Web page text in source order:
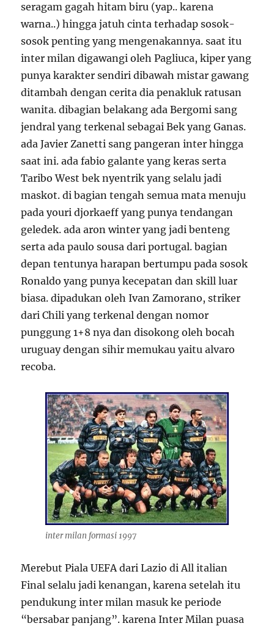
seragam gagah hitam biru (yap.. karena
warna..) hingga jatuh cinta terhadap sosok-
sosok penting yang mengenakannya. saat itu
inter milan digawangi oleh Pagliuca, kiper yang
punya karakter sendiri dibawah mistar gawang
ditambah dengan cerita dia penakluk ratusan
wanita. dibagian belakang ada Bergomi sang
jendral yang terkenal sebagai Bek yang Ganas.
ada Javier Zanetti sang pangeran inter hingga
saat ini. ada fabio galante yang keras serta
Taribo West bek nyentrik yang selalu jadi
maskot. di bagian tengah semua mata menuju
pada youri djorkaeff yang punya tendangan
geledek. ada aron winter yang jadi benteng
serta ada paulo sousa dari portugal. bagian
depan tentunya harapan bertumpu pada sosok
Ronaldo yang punya kecepatan dan skill luar
biasa. dipadukan oleh Ivan Zamorano, striker
dari Chili yang terkenal dengan nomor
punggung 1+8 nya dan disokong oleh bocah
uruguay dengan sihir memukau yaitu alvaro
recoba.
inter milan formasi 1997
Merebut Piala UEFA dari Lazio di All italian
Final selalu jadi kenangan, karena setelah itu
pendukung inter milan masuk ke periode
“bersabar panjang”. karena Inter Milan puasa